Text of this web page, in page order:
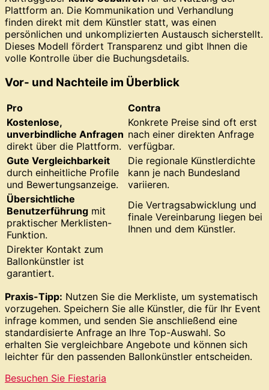
Plattform an. Die Kommunikation und Verhandlung
finden direkt mit dem Künstler statt, was einen
persönlichen und unkomplizierten Austausch sicherstellt.
Dieses Modell fördert Transparenz und gibt Ihnen die
volle Kontrolle über die Buchungsdetails.
Vor- und Nachteile im Überblick
Pro
Contra
Kostenlose,
unverbindliche Anfragen
direkt über die Plattform.
Konkrete Preise sind oft erst
nach einer direkten Anfrage
verfügbar.
Gute Vergleichbarkeit
durch einheitliche Profile
und Bewertungsanzeige.
Die regionale Künstlerdichte
kann je nach Bundesland
variieren.
Übersichtliche
Benutzerführung mit
praktischer Merklisten-
Funktion.
Die Vertragsabwicklung und
finale Vereinbarung liegen bei
Ihnen und dem Künstler.
Direkter Kontakt zum
Ballonkünstler ist
garantiert.
Praxis-Tipp: Nutzen Sie die Merkliste, um systematisch
vorzugehen. Speichern Sie alle Künstler, die für Ihr Event
infrage kommen, und senden Sie anschließend eine
standardisierte Anfrage an Ihre Top-Auswahl. So
erhalten Sie vergleichbare Angebote und können sich
leichter für den passenden Ballonkünstler entscheiden.
Besuchen Sie Fiestaria